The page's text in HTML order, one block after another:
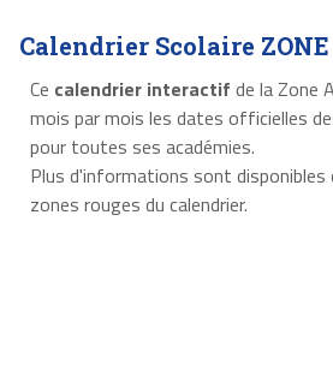
Calendrier Scolaire
Ce calendrier interactif de la Zone
mois par mois les dates officielles
pour toutes ses académies.
Plus d'informations sont disponibles
zones rouges du calendrier.